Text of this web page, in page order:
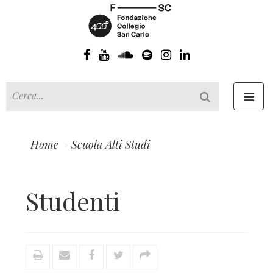
Home Scuola Alti Studi
Studenti